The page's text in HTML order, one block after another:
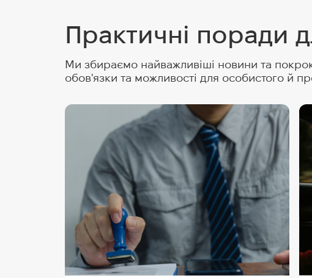
Практичні поради
Ми збираємо найважливіші новини та
обов'язки та можливості для особистого й